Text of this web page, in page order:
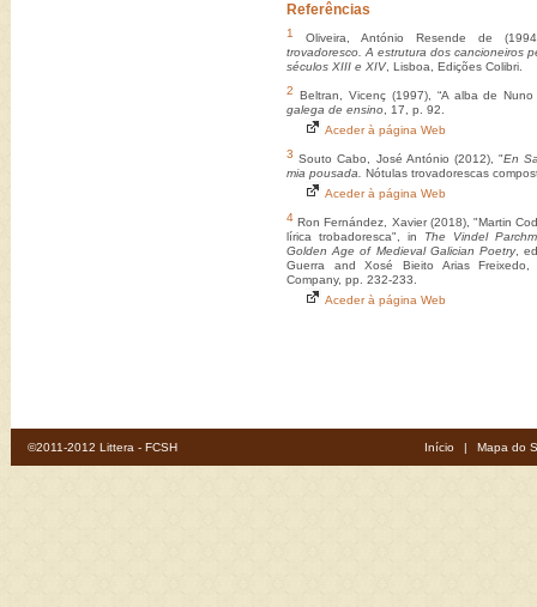
Referências
1
Oliveira, António Resende de
trovadoresco. A estrutura dos cancioneiros
séculos XIII e XIV, Lisboa, Edições Colibri.
2 Beltran, Vicenç (1997), “A alba de
galega de ensino , 17, p. 92.
Aceder à página Web
3 Souto Cabo, José António (2012), "En
mia pousada.
Nótulas trovadorescas
Aceder à página Web
4 Ron Fernández, Xavier (2018), "Martin
lírica trobadoresca", in The Vindel
Golden Age of Medieval Galician Poetry,
Guerra and Xosé Bieito Arias Freixedo,
Company, pp. 232-233.
Aceder à página Web
©2011-2012 Littera - FCSH Início | Mapa do